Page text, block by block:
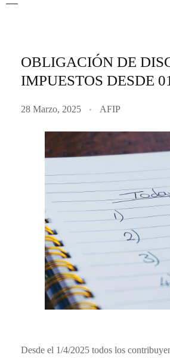
OBLIGACIÓN DE
IMPUESTOS DESDE
28 Marzo, 2025 AFIP
Desde el 1/4/2025 todos los